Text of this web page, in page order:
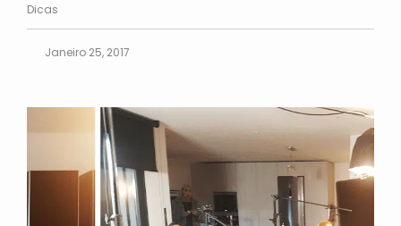
Dicas
Janeiro 25, 2017